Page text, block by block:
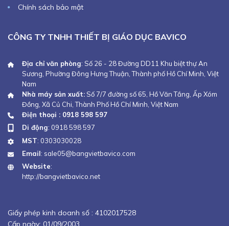
Chính sách bảo mật
CÔNG TY TNHH THIẾT BỊ GIÁO DỤC BAVICO
Địa chỉ văn phòng: Số 26 - 28 Đường DD11 Khu biệt thự An
Sương, Phường Đông Hưng Thuận, Thành phố Hồ Chí Minh, Việt
Nam
Nhà máy sản xuất: Số 7/7 đường số 65, Hồ Văn Tắng, Ấp Xóm
Đồng, Xã Củ Chi, Thành Phố Hồ Chí Minh, Việt Nam
Điện thoại : 0918 598 597
Di động: 0918 598 597
MST: 0303030028
Email: sale05@bangvietbavico.com
Website:
http://bangvietbavico.net
Giấy phép kinh doanh số : 4102017528
Cấp ngày: 01/09/2003